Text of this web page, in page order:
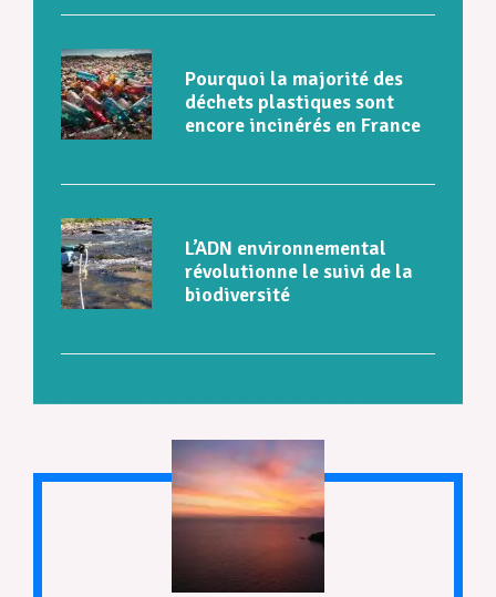
Pourquoi la majorité des
déchets plastiques sont
encore incinérés en France
L’ADN environnemental
révolutionne le suivi de la
biodiversité